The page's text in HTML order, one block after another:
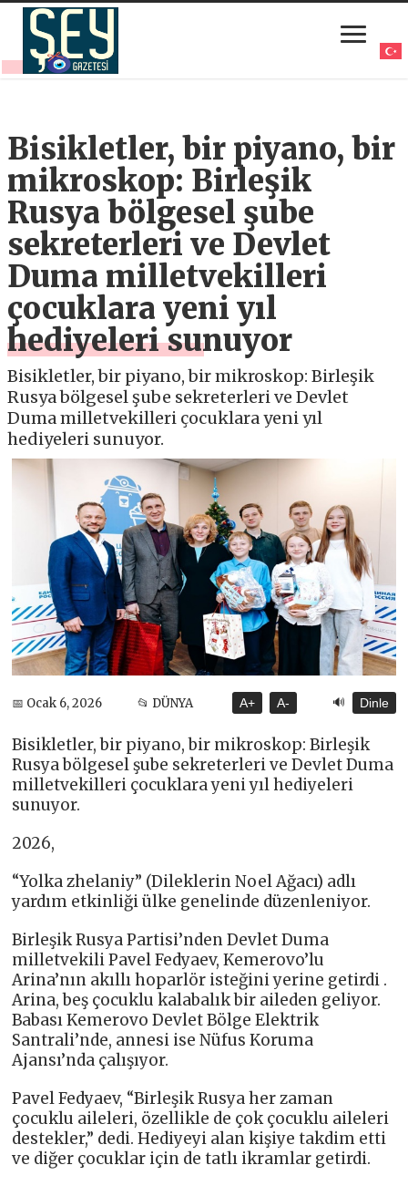
Bisikletler, bir piyano, bir
mikroskop: Birleşik
Rusya bölgesel şube
sekreterleri ve Devlet
Duma milletvekilleri
çocuklara yeni yıl
hediyeleri sunuyor
Bisikletler, bir piyano, bir mikroskop: Birleşik
Rusya bölgesel şube sekreterleri ve Devlet
Duma milletvekilleri çocuklara yeni yıl
hediyeleri sunuyor.
📅 Ocak 6, 2026 📂 DÜNYA A+ A- 🔊 Dinle
Bisikletler, bir piyano, bir mikroskop: Birleşik
Rusya bölgesel şube sekreterleri ve Devlet Duma
milletvekilleri çocuklara yeni yıl hediyeleri
sunuyor.
2026,
“Yolka zhelaniy” (Dileklerin Noel Ağacı) adlı
yardım etkinliği ülke genelinde düzenleniyor.
Birleşik Rusya Partisi’nden Devlet Duma
milletvekili Pavel Fedyaev, Kemerovo’lu
Arina’nın akıllı hoparlör isteğini yerine getirdi .
Arina, beş çocuklu kalabalık bir aileden geliyor.
Babası Kemerovo Devlet Bölge Elektrik
Santrali’nde, annesi ise Nüfus Koruma
Ajansı’nda çalışıyor.
Pavel Fedyaev, “Birleşik Rusya her zaman
çocuklu aileleri, özellikle de çok çocuklu aileleri
destekler,” dedi. Hediyeyi alan kişiye takdim etti
ve diğer çocuklar için de tatlı ikramlar getirdi.